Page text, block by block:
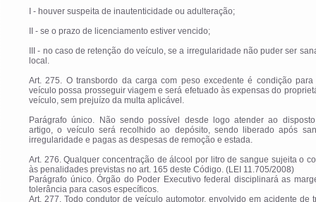
I - houver suspeita de inautenticidade ou adulteração;
II - se o prazo de licenciamento estiver vencido;
III - no caso de retenção do veículo, se a irregularidade não puder ser
local.
Art. 275. O transbordo da carga com peso excedente é condição
veículo possa prosseguir viagem e será efetuado às expensas do
veículo, sem prejuízo da multa aplicável.
Parágrafo único. Não sendo possível desde logo atender ao
artigo, o veículo será recolhido ao depósito, sendo liberado após
irregularidade e pagas as despesas de remoção e estada.
Art. 276. Qualquer concentração de álcool por litro de sangue sujeita o
às penalidades previstas no art. 165 deste Código. (LEI 11.705/2008)
Parágrafo único. Órgão do Poder Executivo federal disciplinará as
tolerância para casos específicos.
Art. 277. Todo condutor de veículo automotor, envolvido em acidente de